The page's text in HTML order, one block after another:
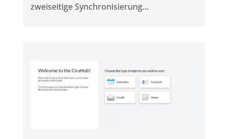
zweiseitige Synchronisierung...